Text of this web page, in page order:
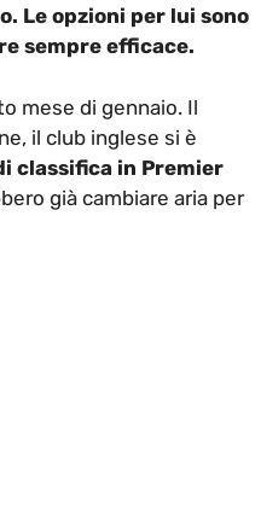
Le opzioni per lui sono
sempre efficace.
mese di gennaio. Il
il club inglese si è
classifica in Premier
già cambiare aria per